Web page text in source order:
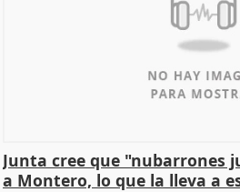
Junta cree que "nubarrones
a Montero, lo que la lleva a